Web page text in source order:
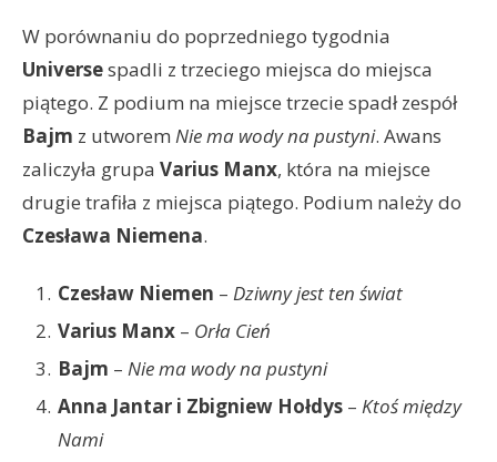
W porównaniu do poprzedniego tygodnia
Universespadli z trzeciego miejsca do miejsca
piątego. Z podium na miejsce trzecie spadł zespół
Bajm z utworem Nie ma wody na pustyni. Awans
zaliczyła grupa Varius Manx, która na miejsce
drugie trafiła z miejsca piątego. Podium należy do
Czesława Niemena.
Czesław Niemen – Dziwny jest ten świat
Varius Manx – Orła Cień
Bajm – Nie ma wody na pustyni
Anna Jantar i Zbigniew Hołdys – Ktoś między
Nami